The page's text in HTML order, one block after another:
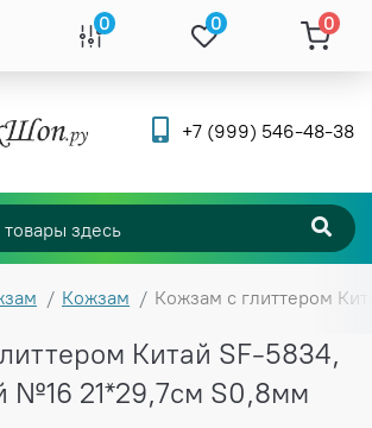
0 0 0
+7 (999) 546-48-38
Кожзам Кожзам с глиттером
Китай SF-5834,
№16 21*29,7см S0,8мм